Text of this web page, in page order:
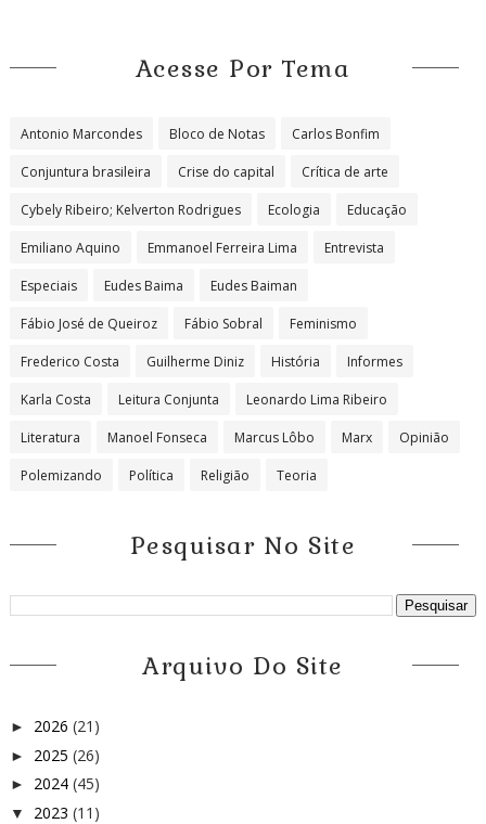
Acesse Por Tema
Antonio Marcondes Bloco de Notas Carlos Bonfim
Conjuntura brasileira Crise do capital Crítica de arte
Cybely Ribeiro; Kelverton Rodrigues Ecologia Educação
Emiliano Aquino Emmanoel Ferreira Lima Entrevista
Especiais Eudes Baima Eudes Baiman
Fábio José de Queiroz Fábio Sobral Feminismo
Frederico Costa Guilherme Diniz História Informes
Karla Costa Leitura Conjunta Leonardo Lima Ribeiro
Literatura Manoel Fonseca Marcus Lôbo Marx Opinião
Polemizando Política Religião Teoria
Pesquisar No Site
Arquivo Do Site
► 2026 (21)
► 2025 (26)
► 2024 (45)
▼ 2023 (11)